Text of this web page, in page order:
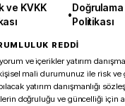
ve KVKK
•
Doğrulama
Politikası
REDDİ
ve içerikler yatırım
kişisel mali durumunuz ile risk
yatırım danışmanlığı
doğruluğu ve güncelliği için